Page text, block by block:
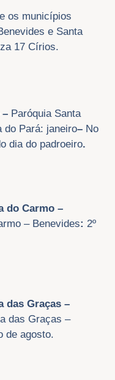
os municípios
e Santa
17 Círios.
– Paróquia Santa
do Pará: janeiro– No
dia do padroeiro.
do Carmo–
– Benevides: 2º
das Graças –
das Graças –
de agosto.